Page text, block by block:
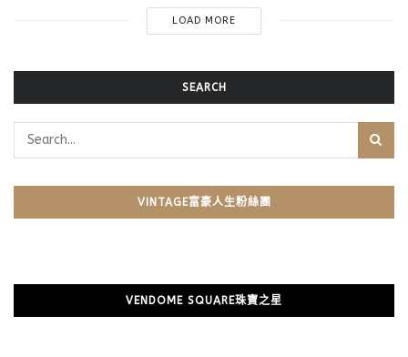
LOAD MORE
SEARCH
VINTAGE富豪人生粉絲團
VENDOME SQUARE珠寶之星